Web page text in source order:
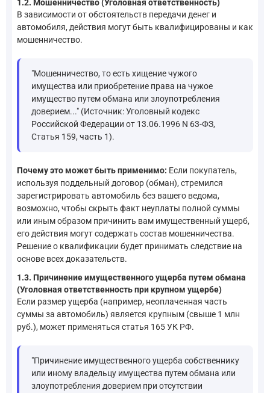
1.2. Мошенничество (Уголовная ответственность)
В зависимости от обстоятельств передачи денег и
автомобиля, действия могут быть квалифицированы и как
мошенничество.
"Мошенничество, то есть хищение чужого
имущества или приобретение права на чужое
имущество путем обмана или злоупотребления
доверием..." (Источник: Уголовный кодекс
Российской Федерации от 13.06.1996 N 63-ФЗ,
Статья 159, часть 1).
Почему это может быть применимо: Если покупатель,
используя поддельный договор (обман), стремился
зарегистрировать автомобиль без вашего ведома,
возможно, чтобы скрыть факт неуплаты полной суммы
или иным образом причинить вам имущественный ущерб,
его действия могут содержать состав мошенничества.
Решение о квалификации будет принимать следствие на
основе всех доказательств.
1.3. Причинение имущественного ущерба путем обмана
(Уголовная ответственность при крупном ущербе)
Если размер ущерба (например, неоплаченная часть
суммы за автомобиль) является крупным (свыше 1 млн
руб.), может применяться статья 165 УК РФ.
"Причинение имущественного ущерба собственнику
или иному владельцу имущества путем обмана или
злоупотребления доверием при отсутствии